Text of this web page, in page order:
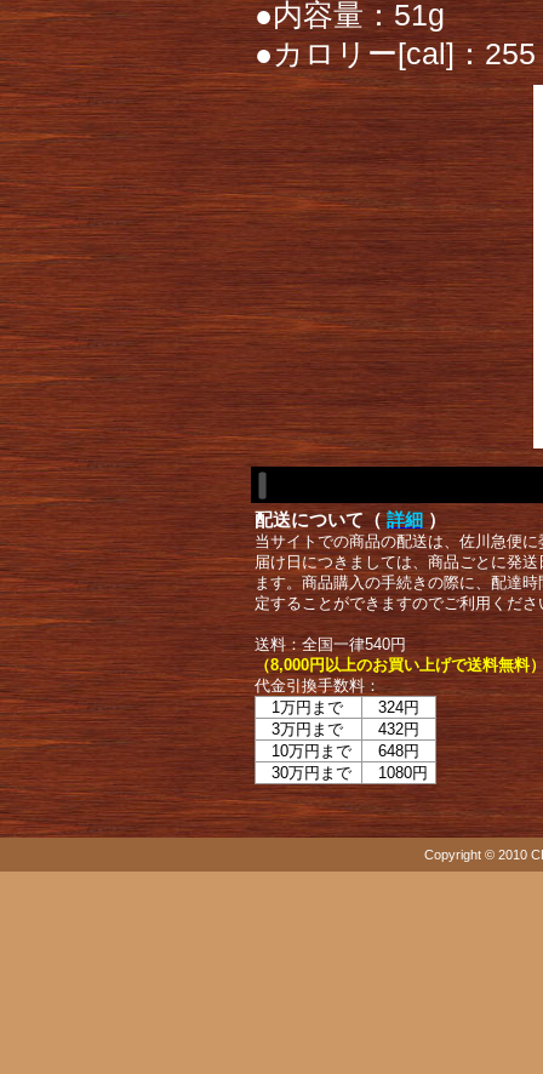
●内容量：51g
●カロリー[cal]：255
配送について（ 詳細 ）
当サイトでの商品の配送は、佐川急便
届け日につきましては、商品ごとに発
ます。商品購入の手続きの際に、配達
定することができますのでご利用くださ
送料：全国一律540円
（8,000円以上のお買い上げで送料無料
代金引換手数料：
1万円まで
324円
3万円まで
432円
10万円まで
648円
30万円まで
1080円
Copyright © 2010